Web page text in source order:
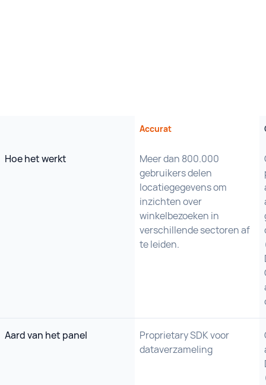
Accurat
Hoe het werkt
Meer dan 800.000
gebruikers delen
locatiegegevens om
inzichten over
winkelbezoeken in
verschillende sectoren af
te leiden.
Aard van het panel
Proprietary SDK voor
dataverzameling